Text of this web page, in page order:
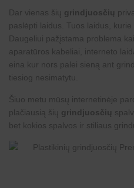
Dar vienas šių grindjuosčių
paslėpti laidus. Tuos laidus,
Daugeliui pažįstama problema
aparatūros kabeliai, interneto
eina kur nors palei sieną ant
tiesiog nesimatytu.
Šiuo metu mūsų internetinėje
plačiausią šių grindjuosčių
bet kokios spalvos ir stiliaus